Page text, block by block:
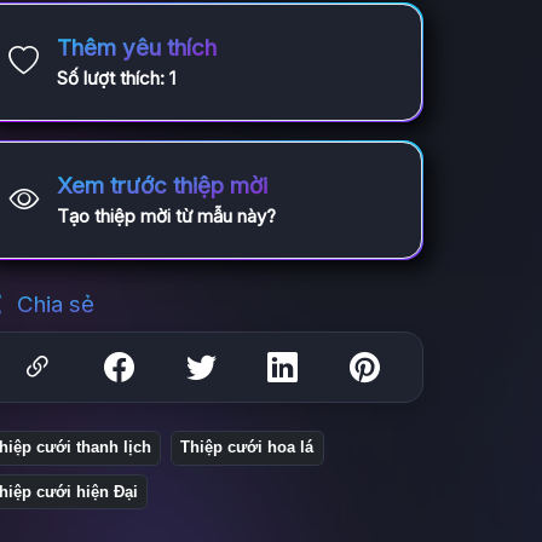
Thêm yêu thích
Số lượt thích: 1
Xem trước thiệp mời
Tạo thiệp mời từ mẫu này?
Chia sẻ
cưới thanh lịch Thiệp cưới hoa lá
cưới hiện Đại